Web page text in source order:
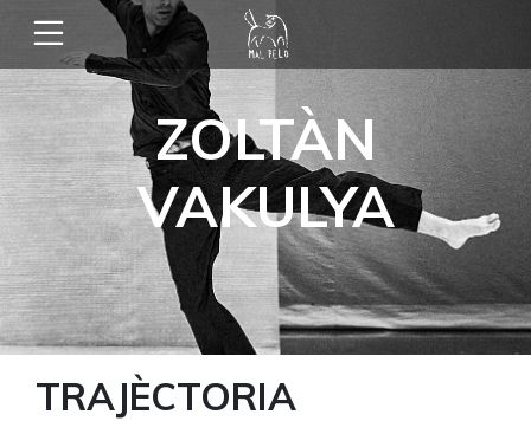
ZOLTÀN
VAKULYA
TRAJÈCTORIA